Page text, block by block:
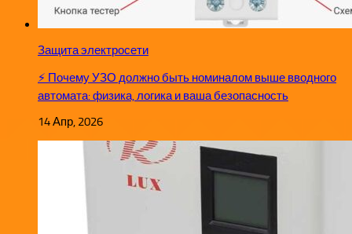
Защита электросети
⚡ Почему УЗО должно быть номиналом выше вводного
автомата: физика, логика и ваша безопасность
14 Апр, 2026